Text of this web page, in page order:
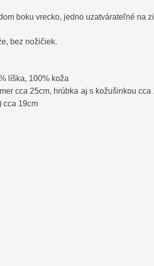
boku vrecko, jedno uzatvárateľné na
bez nožičiek.
líška, 100% koža
cca 25cm, hrúbka aj s kožušinkou cca
cca 19cm